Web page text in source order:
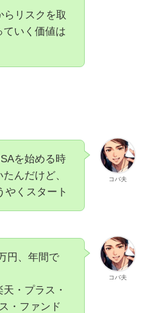
らリスクを取
ていく価値は
コバ夫
を始める時
んだけど、
やくスタート
コバ夫
円、年間で
・プラス・
・ファンド